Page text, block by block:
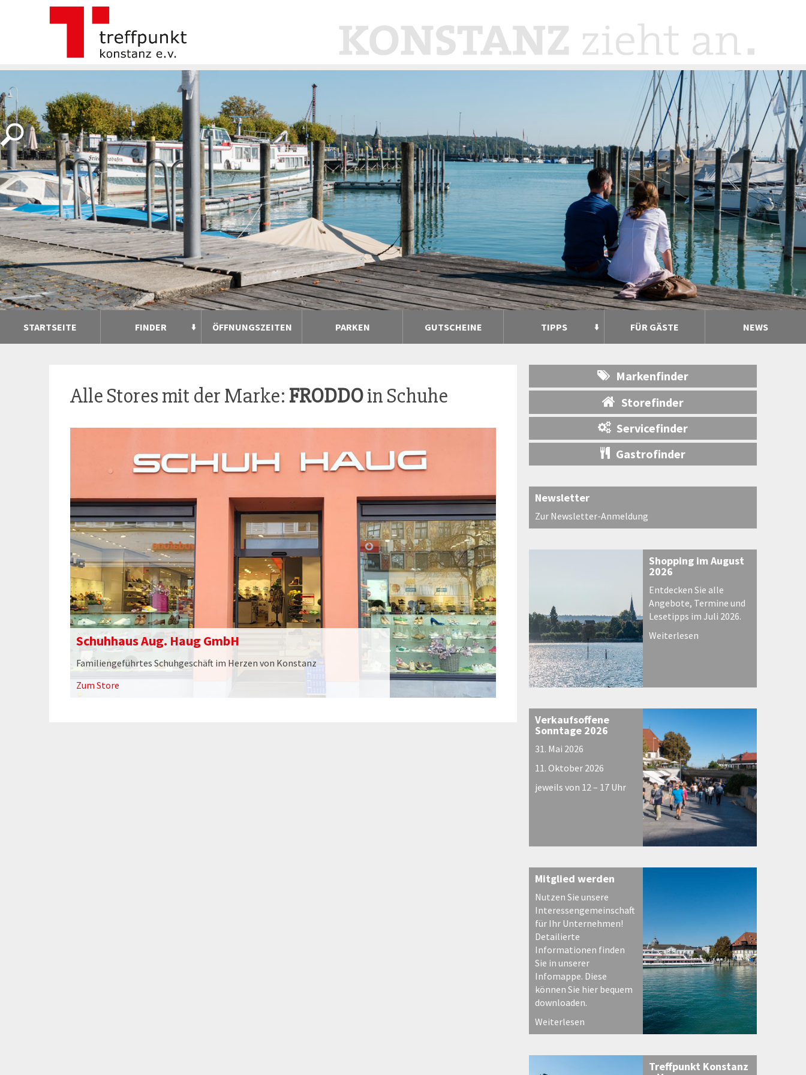
STARTSEITE FINDER ÖFFNUNGSZEITEN PARKEN GUTSCHEINE TIPPS FÜR GÄSTE NEWS
Alle Stores mit der Marke: FRODDOin Schuhe
Schuhhaus Aug. Haug GmbH
Familiengeführtes Schuhgeschäft im Herzen von Konstanz
Zum Store
Markenfinder
Storefinder
Servicefinder
Gastrofinder
Newsletter
Zur Newsletter-Anmeldung
Shopping im August
2026
Entdecken Sie alle
Angebote, Termine und
Lesetipps im Juli 2026.
Weiterlesen
Verkaufsoffene
Sonntage 2026
31. Mai 2026
11. Oktober 2026
jeweils von 12 – 17 Uhr
Mitglied werden
Nutzen Sie unsere
Interessengemeinschaft
für Ihr Unternehmen!
Detailierte
Informationen finden
Sie in unserer
Infomappe. Diese
können Sie hier bequem
downloaden.
Weiterlesen
Treffpunkt Konstanz